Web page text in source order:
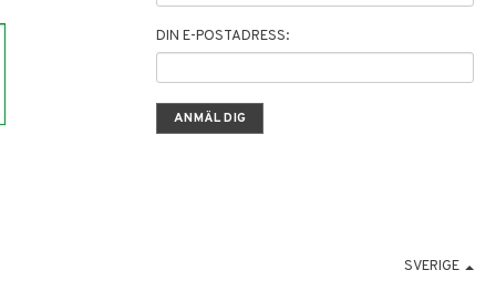
DIN E-POSTADRESS:
SVERIGE